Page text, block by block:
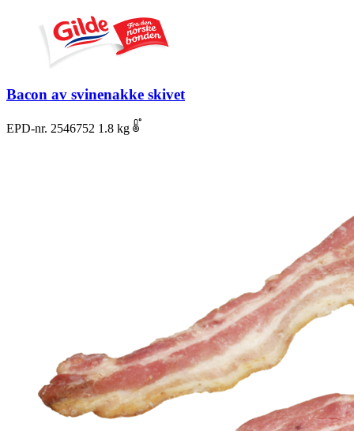
Bacon av svinenakke skivet
EPD-nr. 2546752 1.8 kg